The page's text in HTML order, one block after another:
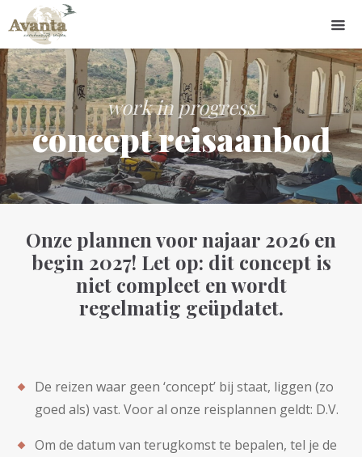
work in progress
concept reisaanbod
Onze plannen voor najaar 2026 en
begin 2027! Let op: dit concept is
niet compleet en wordt
regelmatig geüpdatet.
De reizen waar geen ‘concept’ bij staat, liggen (zo
goed als) vast. Voor al onze reisplannen geldt: D.V.
Om de datum van terugkomst te bepalen, tel je de